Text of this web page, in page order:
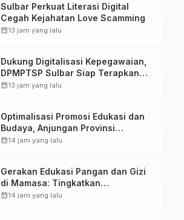
Sulbar Perkuat Literasi Digital
Cegah Kejahatan Love Scamming
calendar_month13 jam yang lalu
Dukung Digitalisasi Kepegawaian,
DPMPTSP Sulbar Siap Terapkan
Aplikasi FLEKSI ASN
calendar_month13 jam yang lalu
Optimalisasi Promosi Edukasi dan
Budaya, Anjungan Provinsi
Sulawesi Barat Perkuat Kolaborasi
calendar_month14 jam yang lalu
Gerakan Edukasi Pangan dan Gizi
di Mamasa: Tingkatkan
Pengetahuan dan Keterampilan
calendar_month14 jam yang lalu